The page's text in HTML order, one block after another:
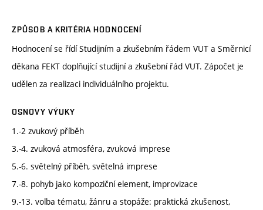
ZPŮSOB A KRITÉRIA HODNOCENÍ
Hodnocení se řídí Studijním a zkušebním řádem VUT a Směrnicí
děkana FEKT doplňující studijní a zkušební řád VUT. Zápočet je
udělen za realizaci individuálního projektu.
OSNOVY VÝUKY
1.-2 zvukový příběh
3.-4. zvuková atmosféra, zvuková imprese
5.-6. světelný příběh, světelná imprese
7.-8. pohyb jako kompoziční element, improvizace
9.-13. volba tématu, žánru a stopáže: praktická zkušenost,